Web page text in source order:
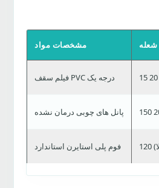
مشخصات مواد
فیلم سقف PVC درجه یک
پانل های چوبی درمان نشده
فوم پلی استایرن استاندارد